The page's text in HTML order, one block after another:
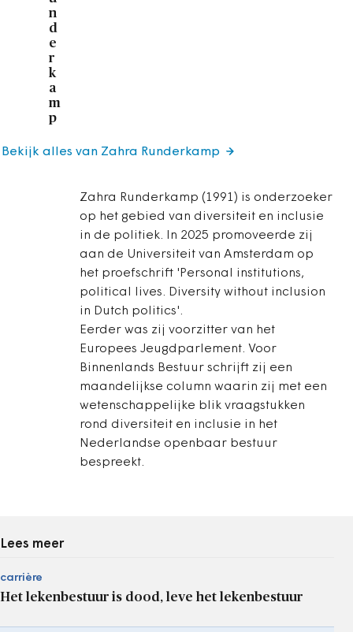
n
d
e
r
k
a
m
p
Zahra Runderkamp (1991) is onderzoeker
op het gebied van diversiteit en inclusie
in de politiek. In 2025 promoveerde zij
aan de Universiteit van Amsterdam op
het proefschrift 'Personal institutions,
political lives. Diversity without inclusion
in Dutch politics'.
Eerder was zij voorzitter van het
Europees Jeugdparlement. Voor
Binnenlands Bestuur schrijft zij een
maandelijkse column waarin zij met een
wetenschappelijke blik vraagstukken
rond diversiteit en inclusie in het
Nederlandse openbaar bestuur
bespreekt.
Bekijk alles van Zahra Runderkamp
Lees meer
carrière
Het lekenbestuur is dood, leve het lekenbestuur